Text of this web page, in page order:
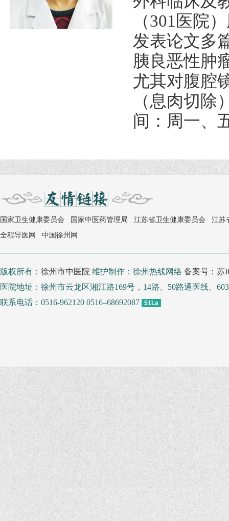
（301医院
发表论文多
胰良恶性肿
尤其对腹腔
（息肉切
间：周一、
国家卫生健康委员会 国家中医药管理局 江苏省卫生健康委员会
江苏
全程导医网
中国徐州网
版权所有： 徐州市中医院 维护制作：徐州热线网络 备案号：苏
医院地址：徐州市云龙区湘江路169号，14路、50路通医线、
联系电话：0516-962120 0516–68692087
51La